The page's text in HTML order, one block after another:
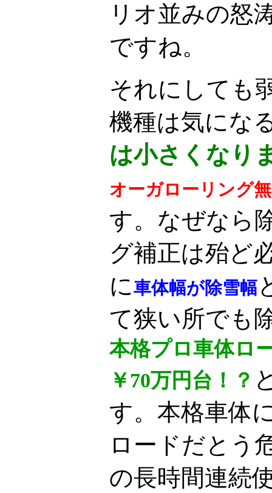
リオ並みの怒
ですね。
それにしても
機種は気にな
は小さくなり
オーガローリング
す。なぜなら
グ補正は殆ど
に車体幅が除雪幅
て狭い所でも
本格プロ車体ロ
￥70万円台！？
す。本格車体
ロードだとう
の長時間連続